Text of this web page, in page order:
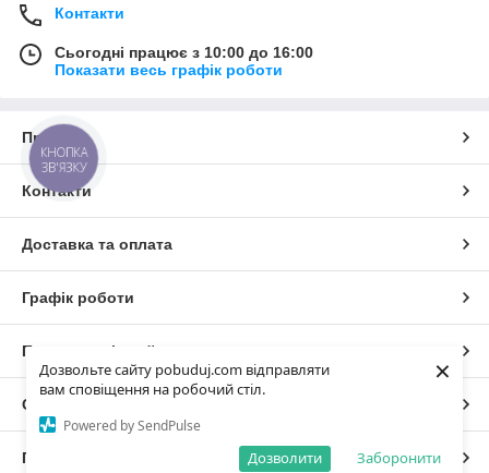
Дозвольте сайту pobuduj.com відправляти
вам сповіщення на робочий стіл.
Powered by SendPulse
Заборонити
Дозволити
×
Контакти
Сьогодні працює з 10:00 до 16:00
Показати весь графік роботи
Про нас
Контакти
Доставка та оплата
Графік роботи
Повна версія сайту
Сайт створено на маркетплейсі
Політика конфіденційності
КНОПКА
ЗВ'ЯЗКУ